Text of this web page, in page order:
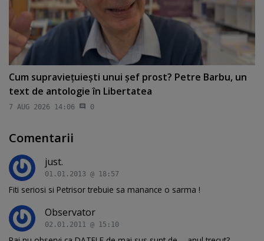
Cum supravieţuieşti unui şef prost? Petre Barbu, un
text de antologie în Libertatea
7 AUG 2026 14:06 0
Comentarii
just.
01.01.2013 @ 18:57
Fiti seriosi si Petrisor trebuie sa manance o sarma !
Observator
02.01.2011 @ 15:10